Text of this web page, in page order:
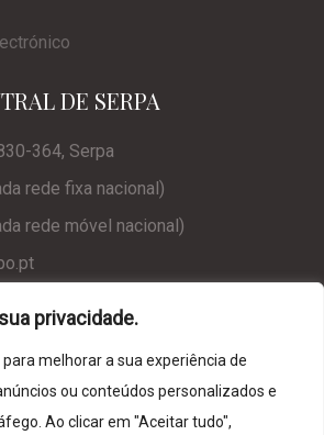
privacidade.
melhorar a sua experiência de
ou conteúdos personalizados e
Ao clicar em "Aceitar tudo",
DE SERPA
364, Serpa
rede fixa nacional)
rede móvel nacional)
de Privacidade